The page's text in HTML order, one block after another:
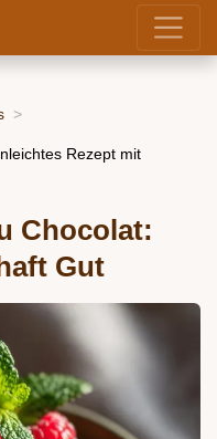
Rezept mit
Chocolat:
Gut